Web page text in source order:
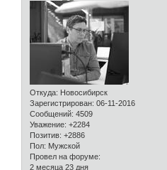
Откуда: Новосибирск
Зарегистрирован: 06-11-2016
Сообщений: 4509
Уважение: +2284
Позитив: +2886
Пол: Мужской
Провел на форуме:
2 месяца 23 дня